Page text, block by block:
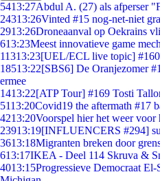
5413:27Abdul A. (27) als afperser
24313:26Vinted #15 nog-net-niet
2913:26Droneaanval op Oekrains
613:23Meest innovatieve game
11313:23[UEL/ECL live topic]
18513:22[SBS6] De Oranjezomer
ermee
1413:22[ATP Tour] #169 Tosti
5113:20Covid19 the aftermath #17
4213:20Voorspel hier het weer voor
23913:19[INFLUENCERS #294]
3613:18Migranten breken door
613:17IKEA - Deel 114 Skruva &
4013:15Progressieve Democraat